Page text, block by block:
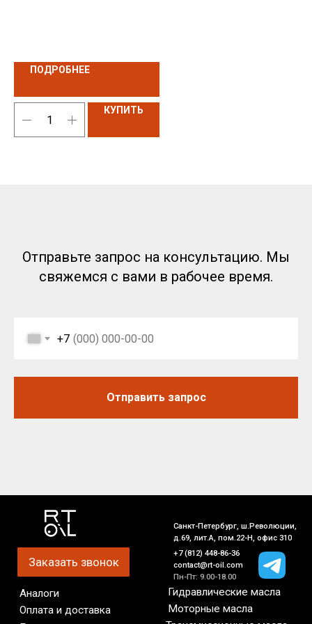
ПОДРОБНЕЕ
КУПИТЬ
Отправьте запрос на консультацию. Мы
свяжемся с вами в рабочее время.
+7
Отправить запрос